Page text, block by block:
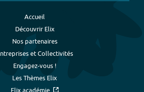
Accueil
Découvrir Elix
Nos partenaires
et Collectivités
Engagez-vous !
Les Thèmes Elix
Elix académie